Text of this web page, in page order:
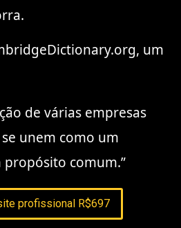
um
de várias empresas
unem como um
comum.”
profissional R$697